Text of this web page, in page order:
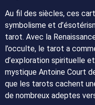
Au fil des siècles, ces
symbolisme et
tarot. Avec la
l’occulte, le tarot a
d’exploration spirituelle
mystique Antoine Court
que les tarots cachent
de nombreux adeptes